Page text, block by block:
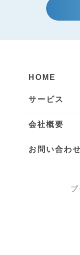
HOME
サービス
会社概要
お問い合わせ